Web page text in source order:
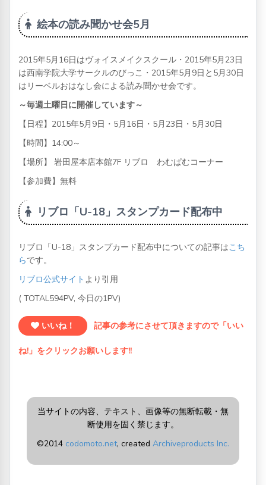
絵本の読み聞かせ会5月
2015年5月16日はヴォイスメイクスクール・2015年5月23日
は西南学院大学サークルのびっこ・2015年5月9日と5月30日
はリーベルおはなし会による読み聞かせ会です。
～毎週土曜日に開催しています～
【日程】2015年5月9日・5月16日・5月23日・5月30日
【時間】14:00～
【場所】 岩田屋本店本館7F リブロ わむぱむコーナー
【参加費】無料
リブロ「U-18」スタンプカード配布中
リブロ「U-18」スタンプカード配布中についての記事はこち
らです。
リブロ公式サイト より引用
( TOTAL594PV, 今日の1PV)
いいね！ 記事の参考にさせて頂きますので「いい
ね!」をクリックお願いします!!
当サイトの内容、テキスト、画像等の無断転載・無
断使用を固く禁じます。
©2014 codomoto.net, created Archiveproducts Inc.